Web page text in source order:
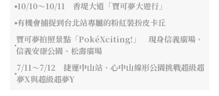
10/10～10/11 香堤大道「寶可夢大遊行」
有機會捕捉到台北站專屬的粉紅裝扮皮卡丘
寶可夢拍照景點「PokéXciting!」 現身信義廣場、
信義安康公園、松壽廣場
7/11～7/12 捷運中山站、心中山線形公園挑戰超級超
夢X與超級超夢Y